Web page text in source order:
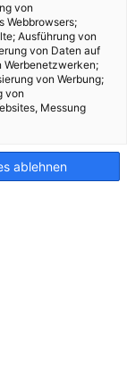
REDAKTION
Wien, das für
ist.
von
Webbrowsers;
Ausführung von
von Daten auf
Werbenetzwerken;
von Werbung;
von
Messung
ablehnen